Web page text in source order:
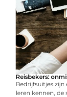
Reisbekers:
Bedrijfsuitjes
leren kennen,